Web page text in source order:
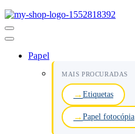
Menu
de
Papel
MAIS PROCURADAS
Etiquetas
Papel fotocópia